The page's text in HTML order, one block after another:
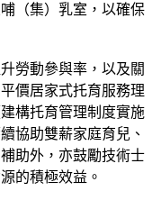
（集）乳室，以確保
勞動參與率，以及關
價居家式托育服務理
構托育管理制度實施
協助雙薪家庭育兒、
助外，亦鼓勵技術士
的積極效益。